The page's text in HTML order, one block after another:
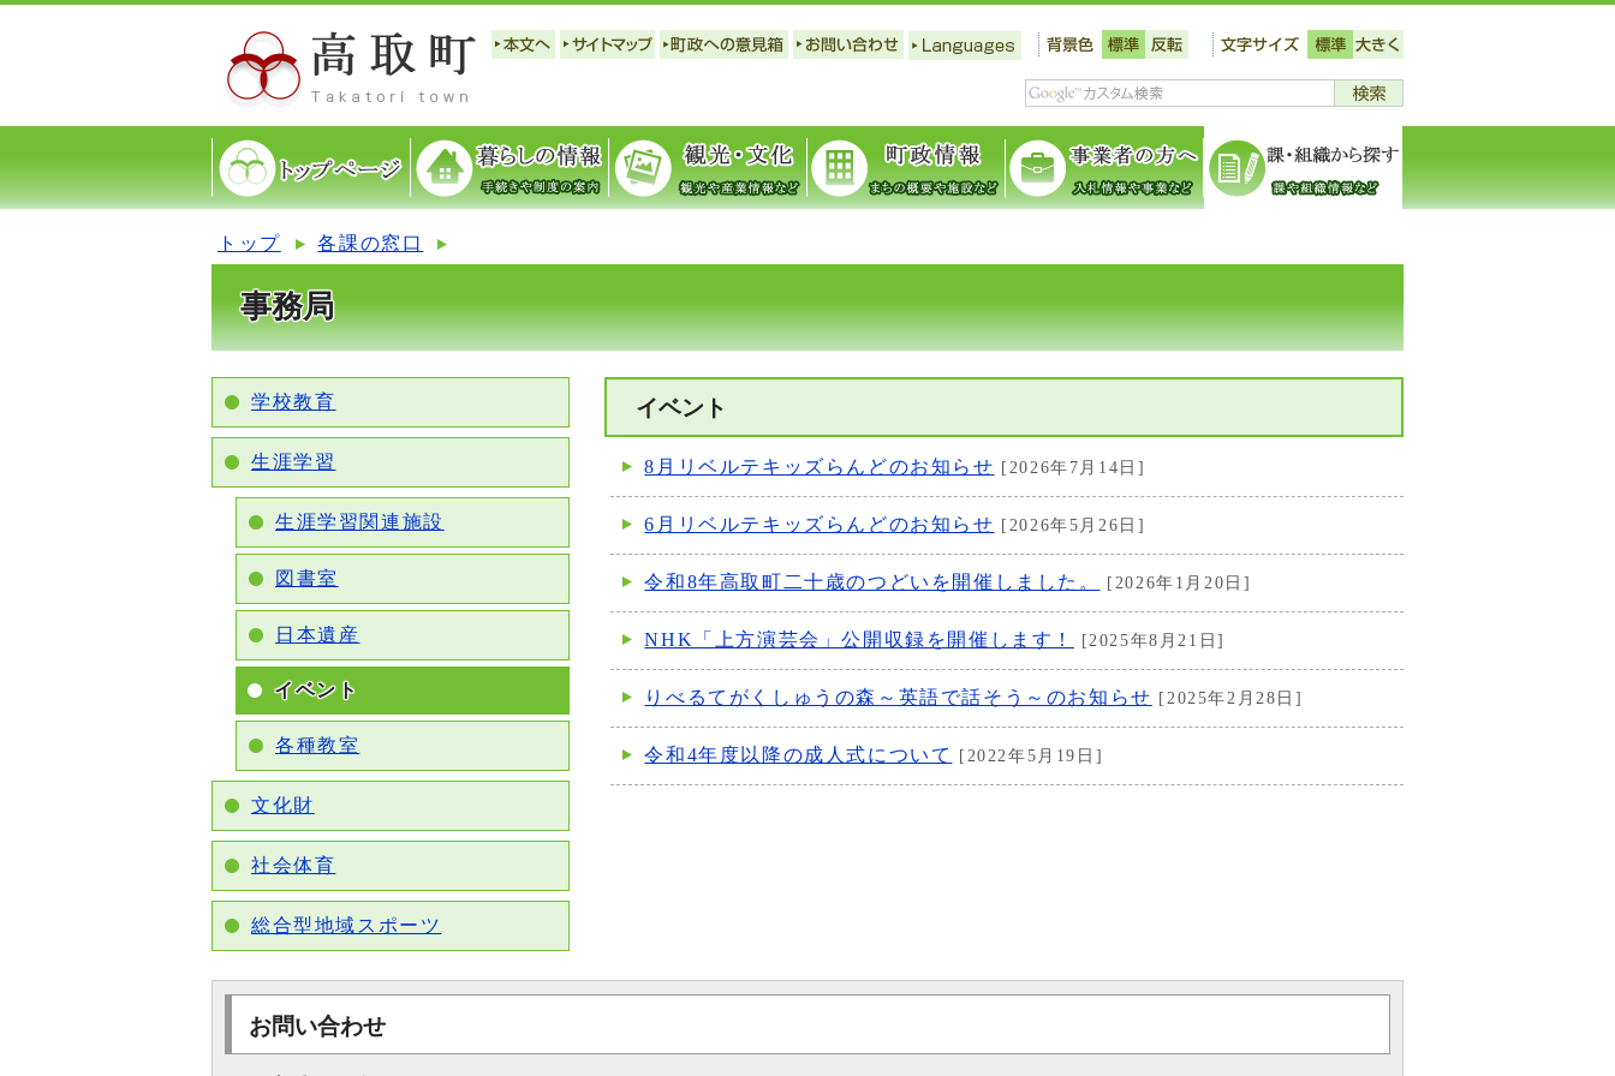
トップ 各課の窓口
事務局
学校教育
生涯学習
生涯学習関連施設
図書室
日本遺産
イベント
各種教室
文化財
社会体育
総合型地域スポーツ
イベント
8月リベルテキッズらんどのお知らせ [2026年7月14日]
6月リベルテキッズらんどのお知らせ [2026年5月26日]
令和8年高取町二十歳のつどいを開催しました。 [2026年1月20日]
NHK「上方演芸会」公開収録を開催します！ [2025年8月21日]
りべるてがくしゅうの森～英語で話そう～のお知らせ [2025年2月28日]
令和4年度以降の成人式について [2022年5月19日]
お問い合わせ